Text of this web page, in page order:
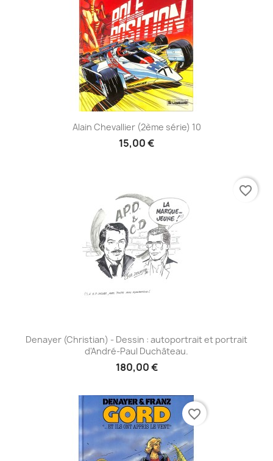
Alain Chevallier (2ème série) 10
15,00 €
Denayer (Christian) - Dessin : autoportrait et portrait
d'André-Paul Duchâteau.
180,00 €
favorite_border
favorite_border